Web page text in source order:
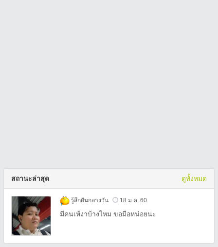
สถานะล่าสุด ดูทั้งหมด
รู้สึกฝันกลางวัน 18 ม.ค. 60
มีคนเห้งาบ้างไหม ขอมือหน่อยนะ